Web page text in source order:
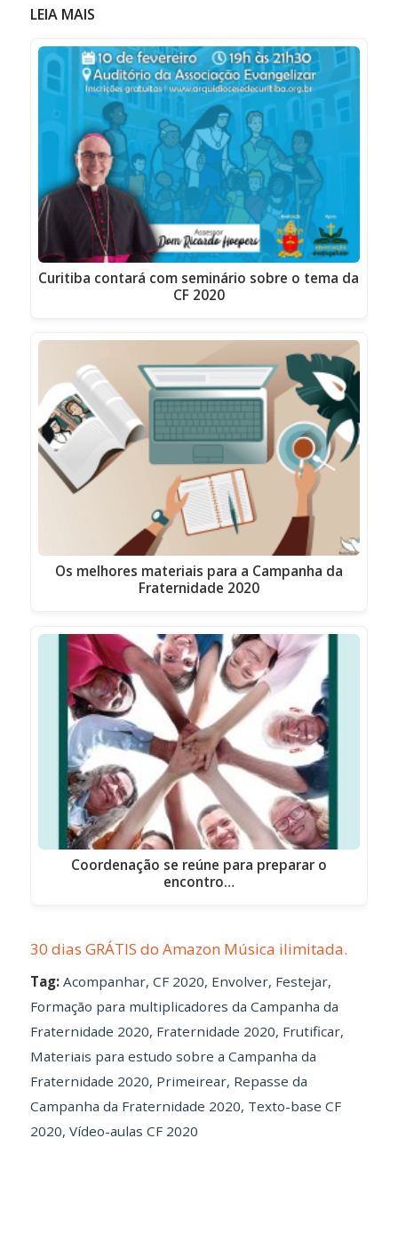
LEIA MAIS
Curitiba contará com seminário sobre o tema da
CF 2020
Os melhores materiais para a Campanha da
Fraternidade 2020
Coordenação se reúne para preparar o
encontro…
30 dias GRÁTIS do Amazon Música ilimitada.
Tag: Acompanhar, CF 2020, Envolver, Festejar,
Formação para multiplicadores da Campanha da
Fraternidade 2020, Fraternidade 2020, Frutificar,
Materiais para estudo sobre a Campanha da
Fraternidade 2020, Primeirear, Repasse da
Campanha da Fraternidade 2020, Texto-base CF
2020, Vídeo-aulas CF 2020